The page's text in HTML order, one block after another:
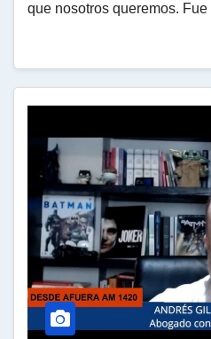
que nosotros queremos.